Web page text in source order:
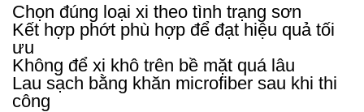
Chọn đúng loại xi theo tình trạng sơn
Kết hợp phớt phù hợp để đạt hiệu quả tối
ưu
Không để xi khô trên bề mặt quá lâu
Lau sạch bằng khăn microfiber sau khi thi
công